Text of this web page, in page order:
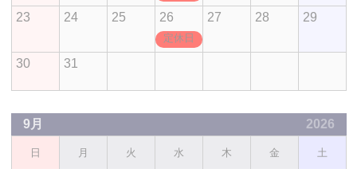
23 24 25 26
定休日
27 28 29
30 31
9月 2026
日 月 火 水 木 金 土